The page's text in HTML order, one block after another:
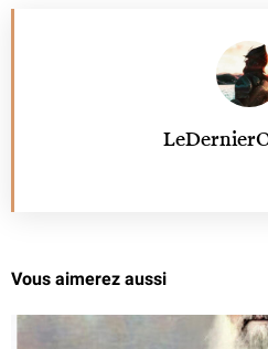
Vous aimerez aussi